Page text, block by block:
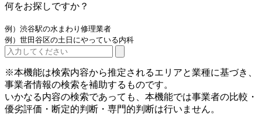
何をお探しですか？
例）渋谷駅の水まわり修理業者
例）世田谷区の土日にやっている内科
※本機能は検索内容から推定されるエリアと業種に基づき、
事業者情報の検索を補助するものです。
いかなる内容の検索であっても、本機能では事業者の比較・
優劣評価・断定的判断・専門的判断は行いません。